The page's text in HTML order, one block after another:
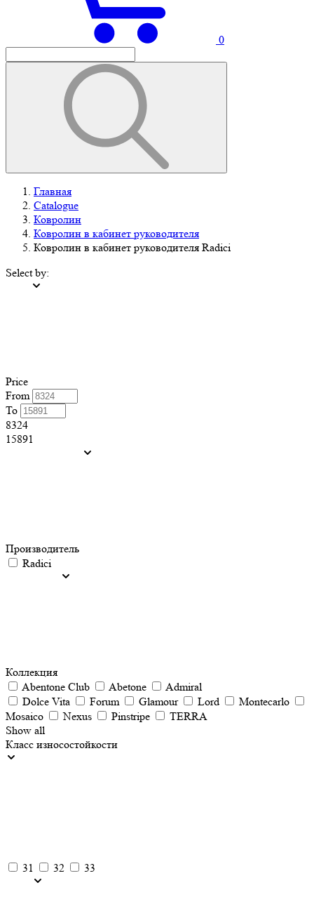
0
Главная
Catalogue
Ковролин
Ковролин в кабинет руководителя
Ковролин в кабинет руководителя Radici
Select by:
Price
From
To
8324
15891
Производитель
Radici
Коллекция
Abentone Club
Abetone
Admiral
Dolce Vita
Forum Glamour Lord
Montecarlo
Mosaico
Nеxus Pinstripe
TERRA
Show all
Класс износостойкости
31 32 33